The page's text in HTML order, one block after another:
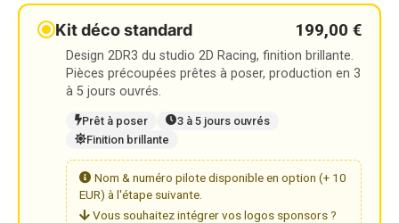
Kit déco standard 199,00 €
Design 2DR3 du studio 2D Racing, finition brillante.
Pièces précoupées prêtes à poser, production en 3
à 5 jours ouvrés.
Prêt à poser
3 à 5 jours ouvrés
Finition brillante
Nom & numéro pilote disponible en option (+ 10
EUR) à l'étape suivante.
Vous souhaitez intégrer vos logos sponsors ?